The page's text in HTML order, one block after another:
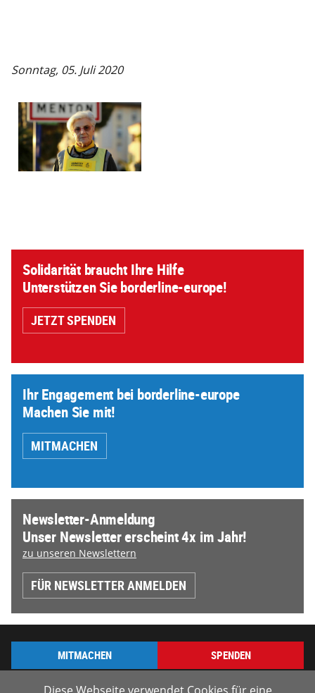
Sonntag, 05. Juli 2020
Solidarität braucht Ihre Hilfe
Unterstützen Sie borderline-europe!
JETZT SPENDEN
Ihr Engagement bei borderline-europe
Machen Sie mit!
MITMACHEN
Newsletter-Anmeldung
Unser Newsletter erscheint 4x im Jahr!
zu unseren Newslettern
FÜR NEWSLETTER ANMELDEN
MITMACHEN SPENDEN